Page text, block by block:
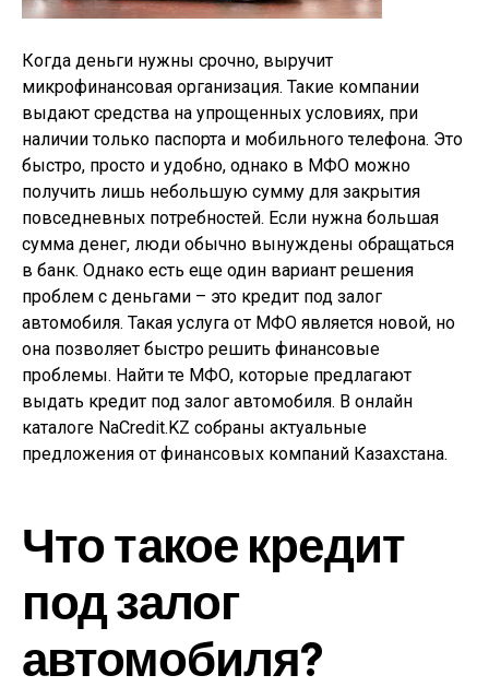
Когда деньги нужны срочно, выручит
микрофинансовая организация. Такие компании
выдают средства на упрощенных условиях, при
наличии только паспорта и мобильного телефона. Это
быстро, просто и удобно, однако в МФО можно
получить лишь небольшую сумму для закрытия
повседневных потребностей. Если нужна большая
сумма денег, люди обычно вынуждены обращаться
в банк. Однако есть еще один вариант решения
проблем с деньгами – это кредит под залог
автомобиля. Такая услуга от МФО является новой, но
она позволяет быстро решить финансовые
проблемы. Найти те МФО, которые предлагают
выдать кредит под залог автомобиля. В онлайн
каталоге NaCredit.KZ собраны актуальные
предложения от финансовых компаний Казахстана.
Что такое кредит
под залог
автомобиля?